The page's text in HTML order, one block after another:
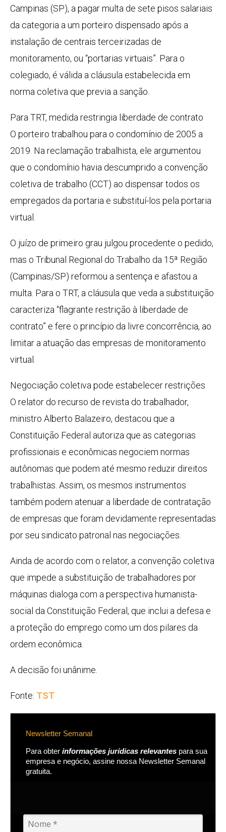
Campinas (SP), a pagar multa de sete pisos salariais
da categoria a um porteiro dispensado após a
instalação de centrais terceirizadas de
monitoramento, ou “portarias virtuais”. Para o
colegiado, é válida a cláusula estabelecida em
norma coletiva que previa a sanção.
Para TRT, medida restringia liberdade de contrato
O porteiro trabalhou para o condomínio de 2005 a
2019. Na reclamação trabalhista, ele argumentou
que o condomínio havia descumprido a convenção
coletiva de trabalho (CCT) ao dispensar todos os
empregados da portaria e substituí-los pela portaria
virtual.
O juízo de primeiro grau julgou procedente o pedido,
mas o Tribunal Regional do Trabalho da 15ª Região
(Campinas/SP) reformou a sentença e afastou a
multa. Para o TRT, a cláusula que veda a substituição
caracteriza “flagrante restrição à liberdade de
contrato” e fere o princípio da livre concorrência, ao
limitar a atuação das empresas de monitoramento
virtual.
Negociação coletiva pode estabelecer restrições
O relator do recurso de revista do trabalhador,
ministro Alberto Balazeiro, destacou que a
Constituição Federal autoriza que as categorias
profissionais e econômicas negociem normas
autônomas que podem até mesmo reduzir direitos
trabalhistas. Assim, os mesmos instrumentos
também podem atenuar a liberdade de contratação
de empresas que foram devidamente representadas
por seu sindicato patronal nas negociações.
Ainda de acordo com o relator, a convenção coletiva
que impede a substituição de trabalhadores por
máquinas dialoga com a perspectiva humanista-
social da Constituição Federal, que inclui a defesa e
a proteção do emprego como um dos pilares da
ordem econômica.
A decisão foi unânime.
Fonte: TST
Newsletter Semanal
Para obter informações jurídicas relevantes para sua
empresa e negócio, assine nossa Newsletter Semanal
gratuita.